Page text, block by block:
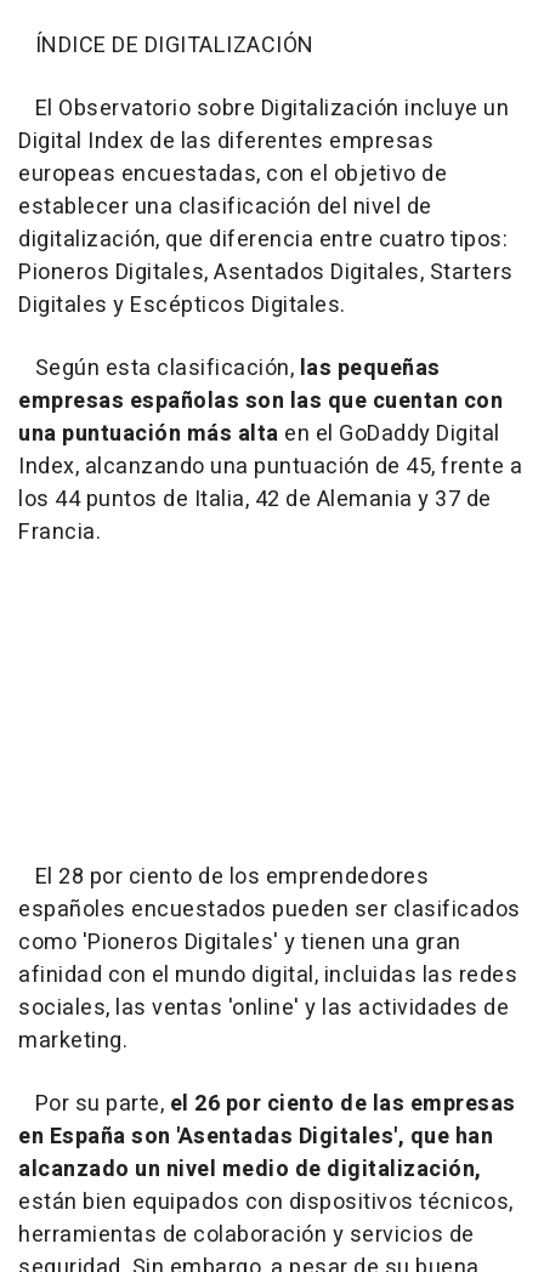
ÍNDICE DE DIGITALIZACIÓN
El Observatorio sobre Digitalización incluye un
Digital Index de las diferentes empresas
europeas encuestadas, con el objetivo de
establecer una clasificación del nivel de
digitalización, que diferencia entre cuatro tipos:
Pioneros Digitales, Asentados Digitales, Starters
Digitales y Escépticos Digitales.
Según esta clasificación, las pequeñas
empresas españolas son las que cuentan con
una puntuación más alta en el GoDaddy Digital
Index, alcanzando una puntuación de 45, frente a
los 44 puntos de Italia, 42 de Alemania y 37 de
Francia.
El 28 por ciento de los emprendedores
españoles encuestados pueden ser clasificados
como 'Pioneros Digitales' y tienen una gran
afinidad con el mundo digital, incluidas las redes
sociales, las ventas 'online' y las actividades de
marketing.
Por su parte, el 26 por ciento de las empresas
en España son 'Asentadas Digitales', que han
alcanzado un nivel medio de digitalización,
están bien equipados con dispositivos técnicos,
herramientas de colaboración y servicios de